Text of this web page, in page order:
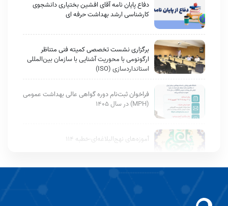
دفاع پایان نامه آقای افشین بختیاری دانشجوی
کارشناسی ارشد بهداشت حرفه ای
برگزاری نشست تخصصی کمیته فنی متناظر
ارگونومی با محوریت آشنایی با سازمان بین‌المللی
استانداردسازی (ISO)
فراخوان ثبت‌نام دوره گواهی عالی بهداشت عمومی
(MPH) در سال ۱۴۰۵
آموزه‌های نهج‌البلاغه‌ای-خطبه 114